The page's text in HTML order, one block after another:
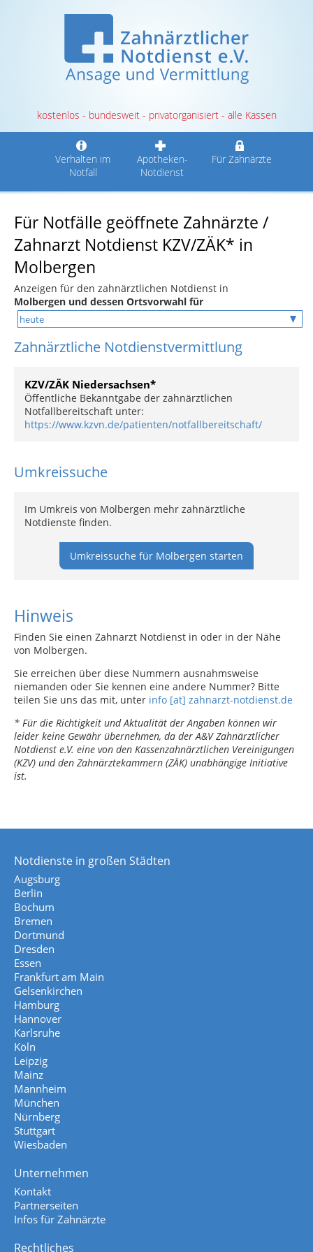
kostenlos - bundesweit - privatorganisiert - alle Kassen
Verhalten im
Notfall
Apotheken-
Notdienst
Für Zahnärzte
Für Notfälle geöffnete Zahnärzte /
Zahnarzt Notdienst KZV/ZÄK* in
Molbergen
Anzeigen für den zahnärztlichen Notdienst in
Molbergen und dessen Ortsvorwahl für
Zahnärztliche Notdienstvermittlung
KZV/ZÄK Niedersachsen*
Öffentliche Bekanntgabe der zahnärztlichen
Notfallbereitschaft unter:
https://www.kzvn.de/patienten/notfallbereitschaft/
Umkreissuche
Im Umkreis von Molbergen mehr zahnärztliche
Notdienste finden.
Umkreissuche für Molbergen starten
Hinweis
Finden Sie einen Zahnarzt Notdienst in oder in der Nähe
von Molbergen.
Sie erreichen über diese Nummern ausnahmsweise
niemanden oder Sie kennen eine andere Nummer? Bitte
teilen Sie uns das mit, unter info [at] zahnarzt-notdienst.de
* Für die Richtigkeit und Aktualität der Angaben können wir
leider keine Gewähr übernehmen, da der A&V Zahnärztlicher
Notdienst e.V. eine von den Kassenzahnärztlichen Vereinigungen
(KZV) und den Zahnärztekammern (ZÄK) unabhängige Initiative
ist.
Notdienste in großen Städten
Augsburg
Berlin
Bochum
Bremen
Dortmund
Dresden
Essen
Frankfurt am Main
Gelsenkirchen
Hamburg
Hannover
Karlsruhe
Köln
Leipzig
Mainz
Mannheim
München
Nürnberg
Stuttgart
Wiesbaden
Unternehmen
Kontakt
Partnerseiten
Infos für Zahnärzte
Rechtliches